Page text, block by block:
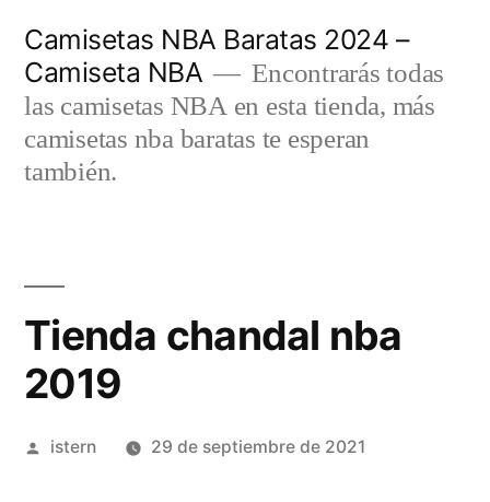
contenido
Camisetas NBA Baratas 2024 –
Camiseta NBA
Encontrarás todas
las camisetas NBA en esta tienda, más
camisetas nba baratas te esperan
también.
Tienda chandal nba
2019
Publicado
istern 29 de septiembre de 2021